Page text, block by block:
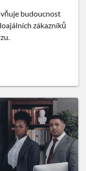
budoucnost
zákazníků